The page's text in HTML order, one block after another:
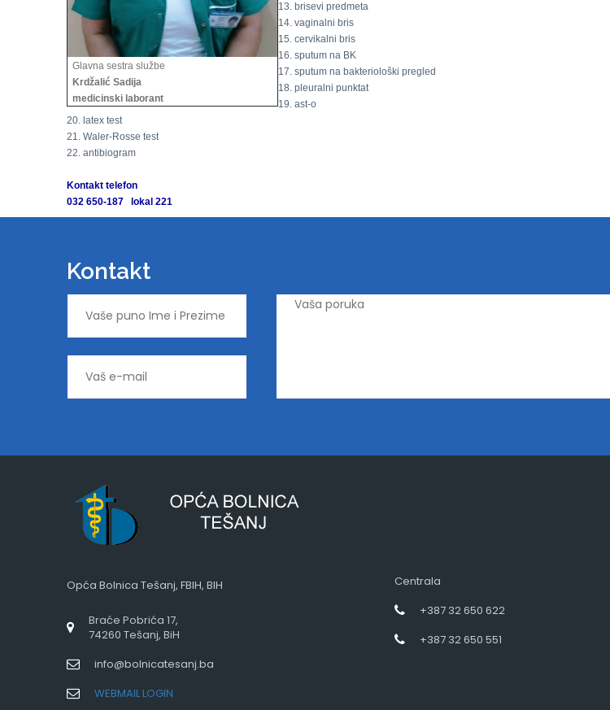
Glavna sestra službe
Krdžalić Sadija
medicinski laborant
13. brisevi predmeta
14. vaginalni bris
15. cervikalni bris
16. sputum na BK
17. sputum na bakteriološki pregled
18. pleuralni punktat
19. ast-o
20. latex test
21. Waler-Rosse test
22. antibiogram
Kontakt telefon
032 650-187 lokal 221
Kontakt
Opća Bolnica Tešanj, FBIH, BIH
Braće Pobrića 17,
74260 Tešanj, BiH
info@bolnicatesanj.ba
WEBMAIL LOGIN
Centrala
+387 32 650 622
+387 32 650 551